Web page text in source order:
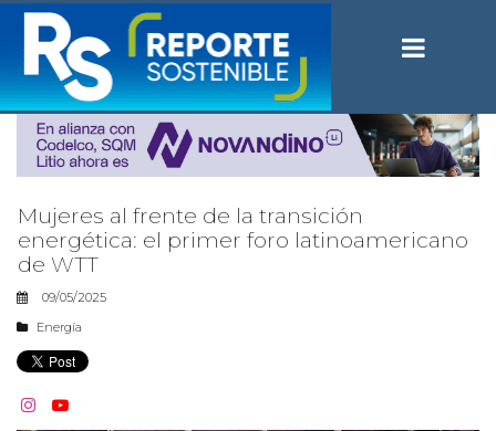
Mujeres al frente de la transición
energética: el primer foro latinoamericano
de WTT
09/05/2025
Energía
 